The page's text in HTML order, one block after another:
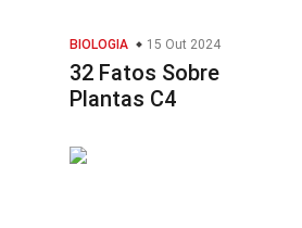
BIOLOGIA 15 Out 2024
32 Fatos Sobre
Plantas C4